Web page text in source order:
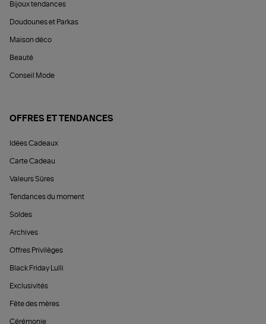
Bijoux tendances
Doudounes et Parkas
Maison déco
Beauté
Conseil Mode
OFFRES ET TENDANCES
Idées Cadeaux
Carte Cadeau
Valeurs Sûres
Tendances du moment
Soldes
Archives
Offres Privilèges
Black Friday Lulli
Exclusivités
Fête des mères
Cérémonie